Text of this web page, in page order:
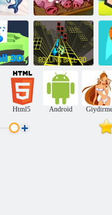
Koş, Domuz,
Çalıştır
3D
Yuvarlanan Ball
3D
Html5 Android